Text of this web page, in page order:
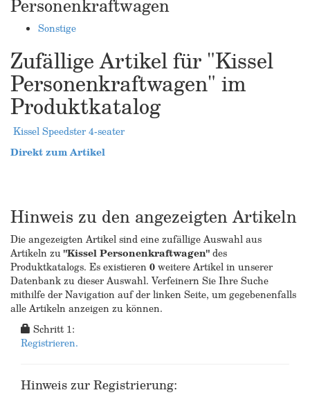
Personenkraftwagen
Sonstige
Zufällige Artikel für "Kissel
Personenkraftwagen" im
Produktkatalog
Kissel Speedster 4-seater
Direkt zum Artikel
Hinweis zu den angezeigten Artikeln
Die angezeigten Artikel sind eine zufällige Auswahl aus
Artikeln zu"Kissel Personenkraftwagen"des
Produktkatalogs. Es existieren0weitere Artikel in unserer
Datenbank zu dieser Auswahl. Verfeinern Sie Ihre Suche
mithilfe der Navigation auf der linken Seite, um gegebenenfalls
alle Artikeln anzeigen zu können.
Schritt 1:
Registrieren.
Hinweis zur Registrierung: